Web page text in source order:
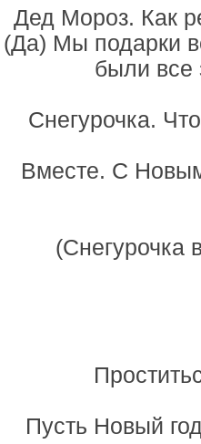
Дед Мороз. Как
(Да) Мы подарки
были все
Снегурочка.
Вместе. С
(Снегурочка
Пусть Новый